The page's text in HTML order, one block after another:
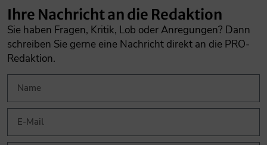
Ihre Nachricht an die Redaktion
Sie haben Fragen, Kritik, Lob oder Anregungen? Dann
schreiben Sie gerne eine Nachricht direkt an die PRO-
Redaktion.